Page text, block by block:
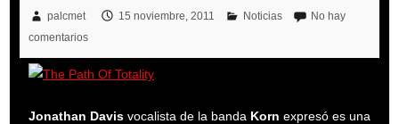
palcmet 15 noviembre, 2011 Noticias
No hay
comentarios
Jonathan Davisvocalista de la banda Korn expresó es una